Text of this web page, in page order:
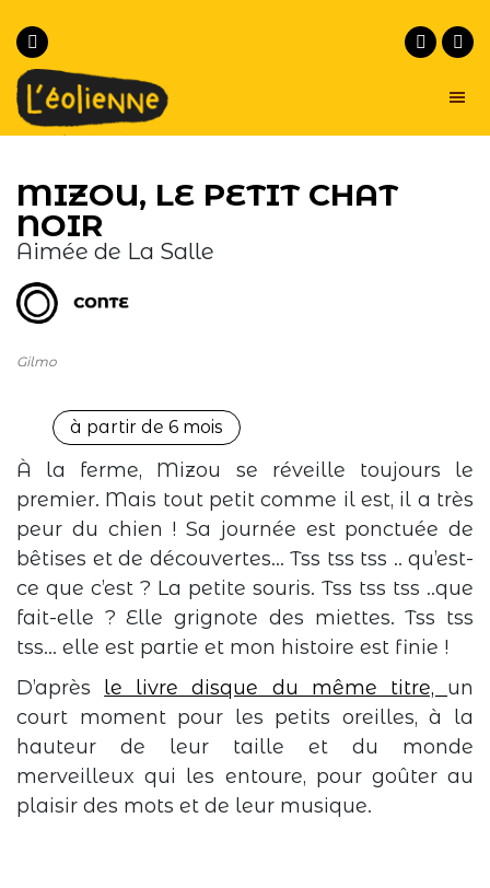
à
la
navigation
principale
au
contenu
principal
Marseille
commun
la
musique
et
conte
au
cœur
MIZOU, LE PETIT CHAT
NOIR
Aimée de La Salle
Gilmo
à partir de 6 mois
À la ferme, Mizou se réveille toujours le
premier. Mais tout petit comme il est, il a très
peur du chien ! Sa journée est ponctuée de
bêtises et de découvertes… Tss tss tss .. qu’est-
ce que c’est ? La petite souris. Tss tss tss ..que
fait-elle ? Elle grignote des miettes. Tss tss
tss… elle est partie et mon histoire est finie !
D’après le livre disque du même titre, un
court moment pour les petits oreilles, à la
hauteur de leur taille et du monde
merveilleux qui les entoure, pour goûter au
plaisir des mots et de leur musique.